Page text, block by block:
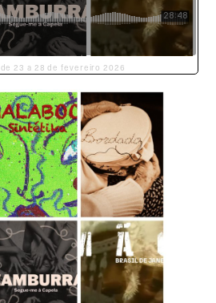
23 a 28 de fevereiro 2026